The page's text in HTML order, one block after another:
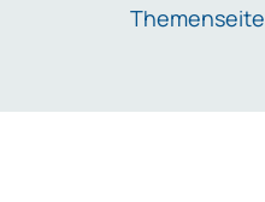
Themenseite